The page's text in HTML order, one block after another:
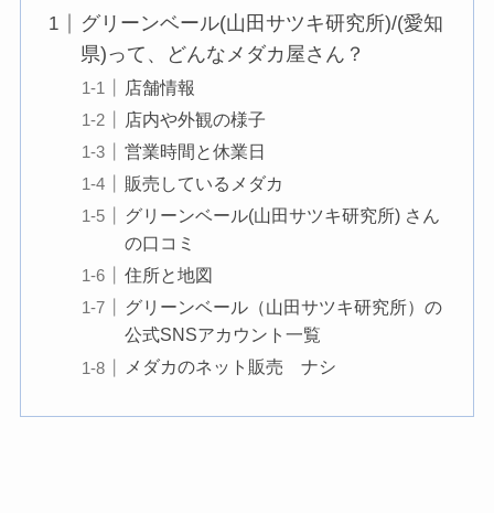
グリーンベール(山田サツキ研究所)/(愛知
県)って、どんなメダカ屋さん？
店舗情報
店内や外観の様子
営業時間と休業日
販売しているメダカ
グリーンベール(山田サツキ研究所) さん
の口コミ
住所と地図
グリーンベール（山田サツキ研究所）の
公式SNSアカウント一覧
メダカのネット販売 ナシ